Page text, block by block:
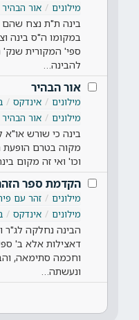
מילונים
אור הבהיר
בינה ת"ת נצח שהם
במקומו ה"ס בינה
ספי' המקורית שנק'
להבינה…
אור הבהיר
מילונים אינדקס
מילונים
אור הבהיר
בינה כי שורש
מקוה בטרם הופעת
וכו' ואי זה מקום
הקדמת ספר
מילונים זהר עם
מילונים
אינדקס
הבינה נחלקה לג"ר
דאצילות אלא ב'
וחכמה סתימאה,
ונעשתה…